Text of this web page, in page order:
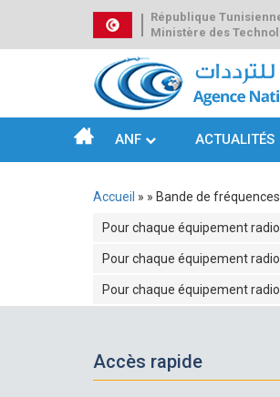
République
Ministère des
NavigationANF ACTUALITÉS
Fil
d'Ariane
Accueil Bande de
Pour chaque équipement
Pour chaque équipement
Pour chaque équipement
Accès rapide